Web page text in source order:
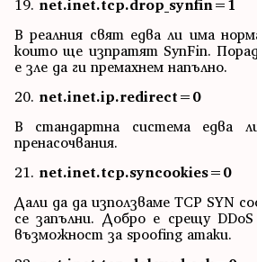
19. net.inet.tcp.drop_synfin=1
В реалния свят едва ли има
които ще изпратят SynFin.
е зле да ги премахнем напълно.
20. net.inet.ip.redirect=0
В стандартна система едва
пренасочвания.
21. net.inet.tcp.syncookies=0
Дали да да използваме TCP SYN
се запълни. Добро е срещу
възможност за spoofing атаки.